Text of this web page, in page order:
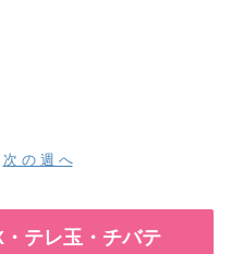
次 の 週 へ
テレ玉・チバテ